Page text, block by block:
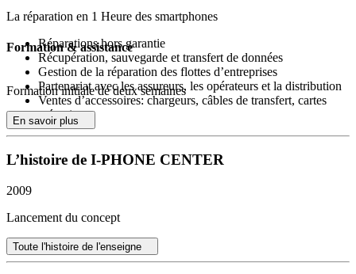
La réparation en 1 Heure des smartphones
Réparations hors garantie
Récupération, sauvegarde et transfert de données
Gestion de la réparation des flottes d’entreprises
Partenariat avec les assureurs, les opérateurs et la distribution
Ventes d’accessoires: chargeurs, câbles de transfert, cartes
mémoires
Ventes de consommables : batteries, protections d’écrans,
évolutif qui vous propose :
Modularité
: déclinaison en boutique, corner, kiosque ou
unité mobile
Fiabilitédes approvisionnements grâce à notre centrale
d’achats
Formation & assistance
Formation initiale de deux semaines
En savoir plus
L’histoire de I-PHONE CENTER
2009
Lancement du concept
Toute l'histoire de l'enseigne